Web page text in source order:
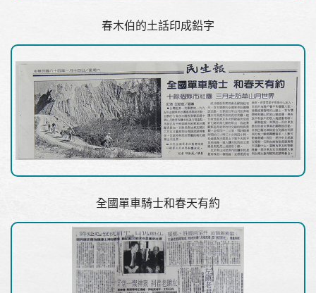
春木伯的土話印成鉛字
全國單車騎士和春天有約